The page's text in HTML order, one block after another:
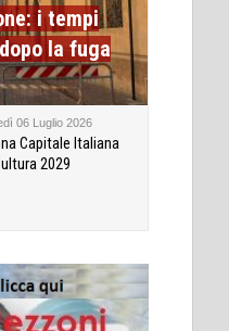
i tempi
la fuga
06 Luglio 2026
Capitale Italiana
2029